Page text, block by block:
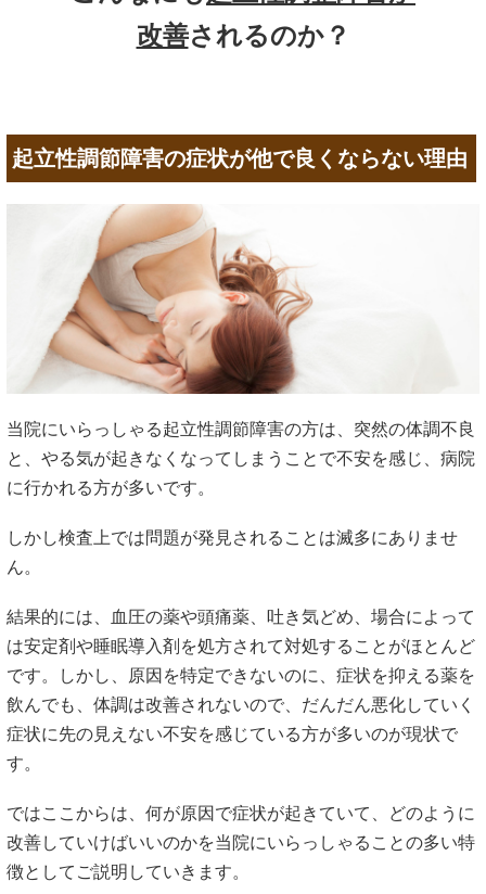
改善されるのか？
起立性調節障害の症状が他で良くならない理由
当院にいらっしゃる起立性調節障害の方は、突然の体調不良
と、やる気が起きなくなってしまうことで不安を感じ、病院
に行かれる方が多いです。
しかし検査上では問題が発見されることは滅多にありませ
ん。
結果的には、血圧の薬や頭痛薬、吐き気どめ、場合によって
は安定剤や睡眠導入剤を処方されて対処することがほとんど
です。しかし、原因を特定できないのに、症状を抑える薬を
飲んでも、体調は改善されないので、だんだん悪化していく
症状に先の見えない不安を感じている方が多いのが現状で
す。
ではここからは、何が原因で症状が起きていて、どのように
改善していけばいいのかを当院にいらっしゃることの多い特
徴としてご説明していきます。